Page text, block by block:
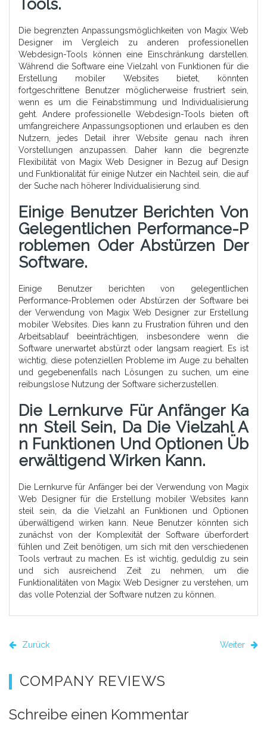
Tools.
Die begrenzten Anpassungsmöglichkeiten von Magix Web
Designer im Vergleich zu anderen professionellen
Webdesign-Tools können eine Einschränkung darstellen.
Während die Software eine Vielzahl von Funktionen für die
Erstellung mobiler Websites bietet, könnten
fortgeschrittene Benutzer möglicherweise frustriert sein,
wenn es um die Feinabstimmung und Individualisierung
geht. Andere professionelle Webdesign-Tools bieten oft
umfangreichere Anpassungsoptionen und erlauben es den
Nutzern, jedes Detail ihrer Website genau nach ihren
Vorstellungen anzupassen. Daher kann die begrenzte
Flexibilität von Magix Web Designer in Bezug auf Design
und Funktionalität für einige Nutzer ein Nachteil sein, die auf
der Suche nach höherer Individualisierung sind.
Einige Benutzer Berichten Von
Gelegentlichen Performance-P
Roblemen Oder Abstürzen Der
Software.
Einige Benutzer berichten von gelegentlichen
Performance-Problemen oder Abstürzen der Software bei
der Verwendung von Magix Web Designer zur Erstellung
mobiler Websites. Dies kann zu Frustration führen und den
Arbeitsablauf beeinträchtigen, insbesondere wenn die
Software unerwartet abstürzt oder langsam reagiert. Es ist
wichtig, diese potenziellen Probleme im Auge zu behalten
und gegebenenfalls nach Lösungen zu suchen, um eine
reibungslose Nutzung der Software sicherzustellen.
Die Lernkurve Für Anfänger Ka
Nn Steil Sein, Da Die Vielzahl A
N Funktionen Und Optionen Üb
Erwältigend Wirken Kann.
Die Lernkurve für Anfänger bei der Verwendung von Magix
Web Designer für die Erstellung mobiler Websites kann
steil sein, da die Vielzahl an Funktionen und Optionen
überwältigend wirken kann. Neue Benutzer könnten sich
zunächst von der Komplexität der Software überfordert
fühlen und Zeit benötigen, um sich mit den verschiedenen
Tools vertraut zu machen. Es ist wichtig, geduldig zu sein
und sich ausreichend Zeit zu nehmen, um die
Funktionalitäten von Magix Web Designer zu verstehen, um
das volle Potenzial der Software nutzen zu können.
Zurück Weiter
COMPANY REVIEWS
Schreibe einen Kommentar